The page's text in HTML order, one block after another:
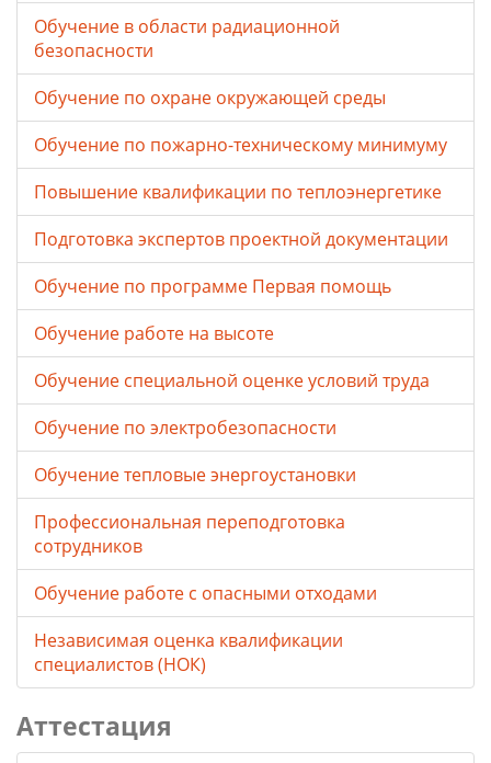
Обучение в области радиационной
безопасности
Обучение по охране окружающей среды
Обучение по пожарно-техническому минимуму
Повышение квалификации по теплоэнергетике
Подготовка экспертов проектной документации
Обучение по программе Первая помощь
Обучение работе на высоте
Обучение специальной оценке условий труда
Обучение по электробезопасности
Обучение тепловые энергоустановки
Профессиональная переподготовка
сотрудников
Обучение работе с опасными отходами
Независимая оценка квалификации
специалистов (НОК)
Аттестация